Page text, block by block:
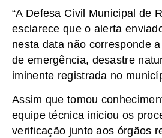
“A Defesa Civil Municipal de
esclarece que o alerta
nesta data não corresponde
de emergência, desastre
iminente registrada no
Assim que tomou
equipe técnica iniciou os
verificação junto aos órgãos